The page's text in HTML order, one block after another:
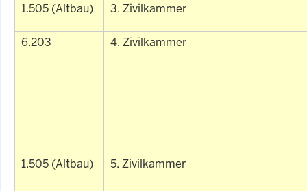
1.505 (Altbau) 3. Zivilkammer
6.203 4. Zivilkammer
1.505 (Altbau) 5. Zivilkammer